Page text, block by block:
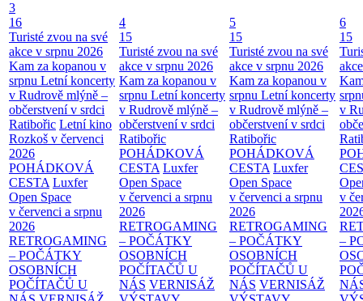
3
16
Turisté zvou na své
akce v srpnu 2026
Kam za kopanou v
srpnu Letní koncerty
v Rudrově mlýně –
občerstvení v srdci
Ratibořic Letní kino
Rozkoš v červenci
2026
POHÁDKOVÁ
CESTA Luxfer
Open Space
v červenci a srpnu
2026
RETROGAMING
– POČÁTKY
OSOBNÍCH
POČÍTAČŮ U
4
15
Turisté zvou na své
akce v srpnu 2026
Kam za kopanou v
srpnu Letní koncerty
v Rudrově mlýně –
občerstvení v srdci
Ratibořic
POHÁDKOVÁ
CESTA Luxfer
Open Space
v červenci a srpnu
2026
RETROGAMING
– POČÁTKY
OSOBNÍCH
POČÍTAČŮ U
NÁS VERNISÁŽ
5
15
Turisté zvou na své
akce v srpnu 2026
Kam za kopanou v
srpnu Letní koncerty
v Rudrově mlýně –
občerstvení v srdci
Ratibořic
POHÁDKOVÁ
CESTA Luxfer
Open Space
v červenci a srpnu
2026
RETROGAMING
– POČÁTKY
OSOBNÍCH
POČÍTAČŮ U
NÁS VERNISÁŽ
6
15
v
v
–